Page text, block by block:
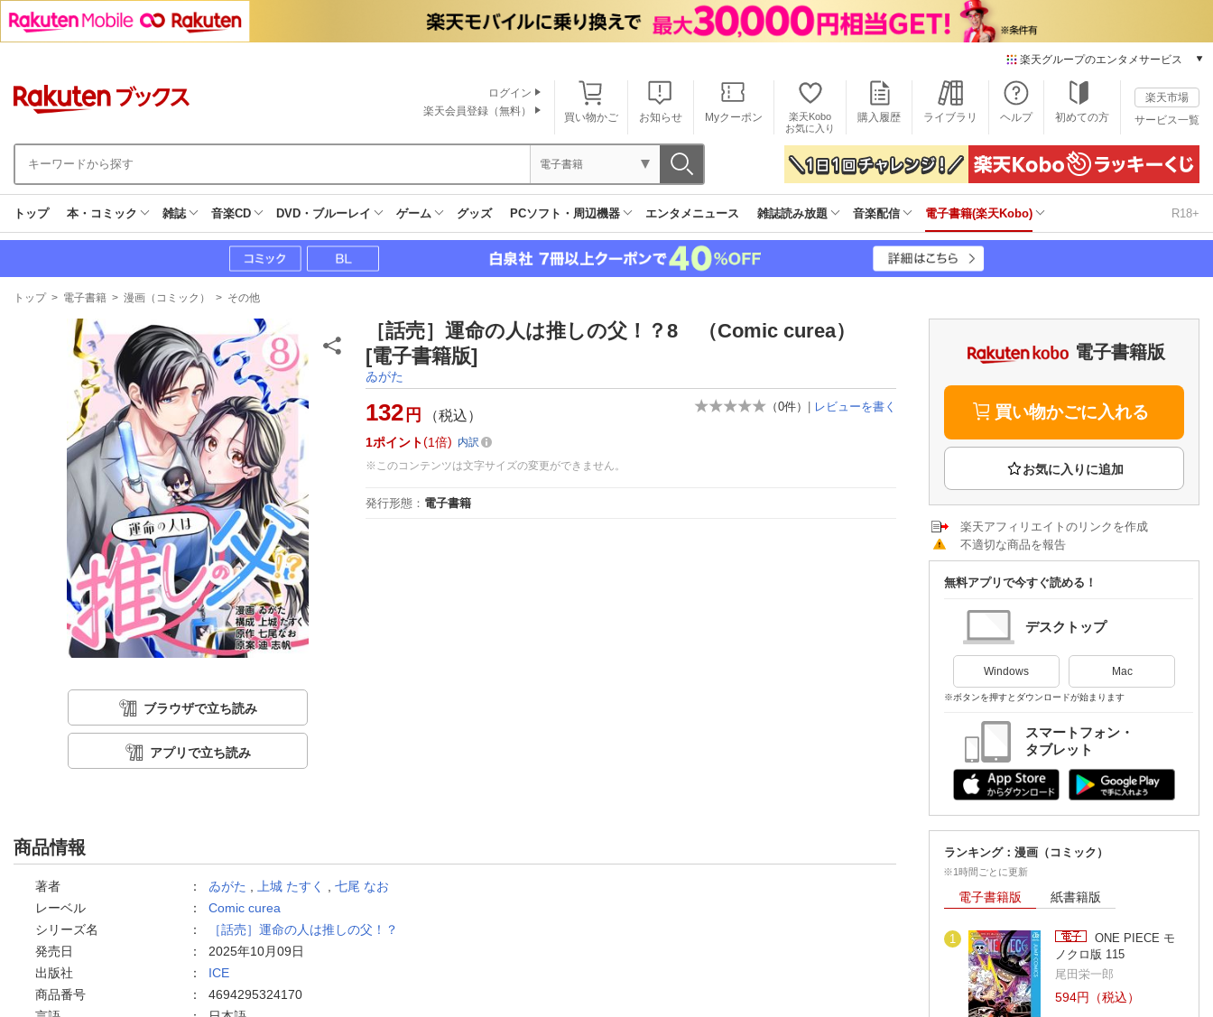
楽天グループのエンタメサービス
本/ゲーム/CD/DVD
楽天ブックス
電子書籍
楽天Kobo
雑誌読み放題
楽天ミュージック
楽天TV
Rakuten PLAY
無料テレビ
Rチャンネル
チケット
楽天チケット
推し楽
買い物かご お知らせ Myクーポン
楽天Kobo
お気に入り
購入履歴 ライブラリ ヘルプ 初めての方
楽天市場
サービス一覧
ログイン
楽天会員登録（無料）
電子書籍
トップ 本・コミック 雑誌 音楽CD DVD・ブルーレイ ゲーム グッズ PCソフト・周辺機器 エンタメニュース 雑誌読み放題 音楽配信 電子書籍(楽天Kobo) R18+
現
トップ > 電子書籍 > 漫画（コミック） > その他
ブラウザで立ち読み
アプリで立ち読み
［話売］運命の人は推しの父！？8 （Comic curea）
[電子書籍版]
ゐがた
（0件） レビューを書く
132 円 （税込）
1ポイント 1倍
内訳
※このコンテンツは文字サイズの変更ができません。
発行形態 ： 電子書籍
商品情報
著者 ： ゐがた 上城 たすく
七尾 なお
レーベル
： Comic curea
シリーズ名
：
［話売］運命の人は推しの父！？
発売日
： 2025年10月09日
出版社
： ICE
商品番号
： 4694295324170
電子書籍版
買い物かごに入れる
楽天アフィリエイトのリンクを作成
不適切な商品を報告
無料アプリで今すぐ読める！
デスクトップ
Windows Mac
※ボタンを押すとダウンロードが始まります
スマートフォン・
タブレット
ランキング：漫画（コミック）
※1時間ごとに更新
電子書籍版 紙書籍版
1
ONE PIECE モ
ノクロ版 115
尾田栄一郎
594円（税込）